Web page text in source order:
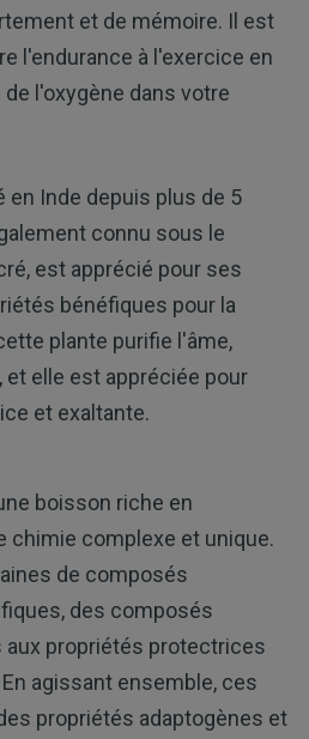
et de mémoire. Il est
l'endurance à l'exercice en
l'oxygène dans votre
en Inde depuis plus de 5
connu sous le
est apprécié pour ses
bénéfiques pour la
plante purifie l'âme,
et elle est appréciée pour
et exaltante.
boisson riche en
chimie complexe et unique.
de composés
des composés
propriétés protectrices
agissant ensemble, ces
propriétés adaptogènes et